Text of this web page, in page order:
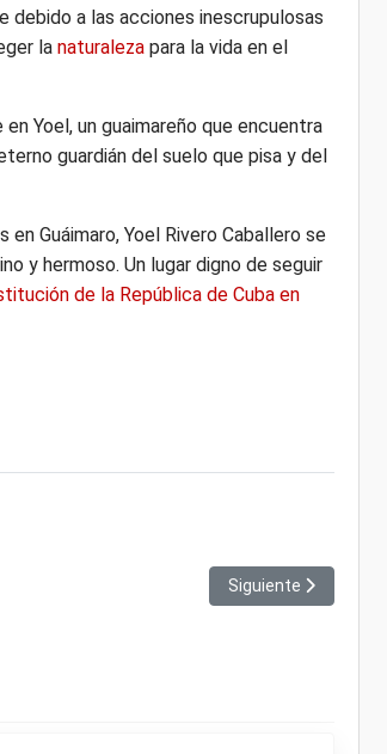
a las acciones inescrupulosas
la naturaleza para la vida en el
Yoel, un guaimareño que encuentra
guardián del suelo que pisa y del
Guáimaro, Yoel Rivero Caballero se
y hermoso. Un lugar digno de seguir
de la República de Cuba en
Video) Artículo siguiente:
Siguiente